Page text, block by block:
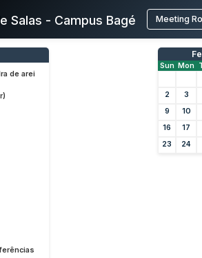
Salas - Campus Bagé Meeting
de arei
Sun Mon
2
3
9
10
16
17
23
24